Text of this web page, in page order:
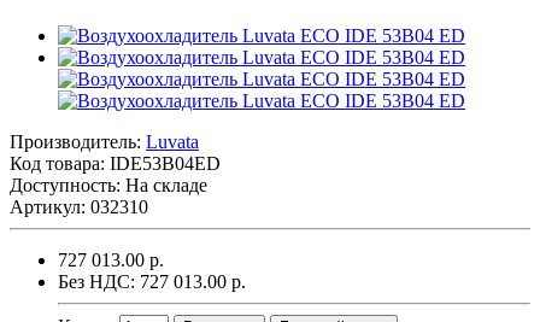
Производитель: Luvata
Код товара: IDE53B04ED
Доступность: На складе
Артикул: 032310
727 013.00 р.
Без НДС: 727 013.00 р.